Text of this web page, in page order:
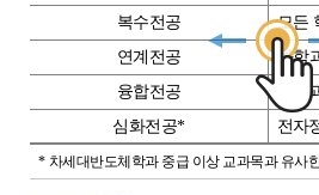
POLARIS TMI
POLAR GATE
복수전공
모든
연계전공
화학
융합전공
화학
심화전공* 전자
* 차세대반도체학과 중급 이상 교과목과 유사